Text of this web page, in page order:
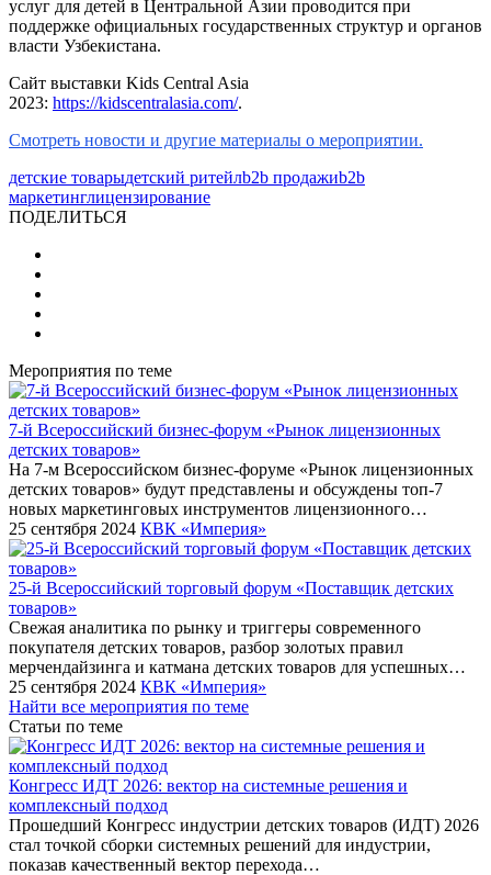
услуг для детей в Центральной Азии проводится при
поддержке официальных государственных структур и органов
власти Узбекистана.
Сайт выставки Kids Central Asia
2023: https://kidscentralasia.com/.
Смотреть новости и другие материалы о мероприятии.
детские товарыдетский ритейлb2b продажиb2b
маркетинглицензирование
ПОДЕЛИТЬСЯ
Мероприятия по теме
7-й Всероссийский бизнес-форум «Рынок лицензионных
детских товаров»
На 7-м Всероссийском бизнес-форуме «Рынок лицензионных
детских товаров» будут представлены и обсуждены топ-7
новых маркетинговых инструментов лицензионного…
25 сентября 2024 КВК «Империя»
25-й Всероссийский торговый форум «Поставщик детских
товаров»
Cвежая аналитика по рынку и триггеры современного
покупателя детских товаров, разбор золотых правил
мерчендайзинга и катмана детских товаров для успешных…
25 сентября 2024 КВК «Империя»
Найти все мероприятия по теме
Статьи по теме
Конгресс ИДТ 2026: вектор на системные решения и
комплексный подход
Прошедший Конгресс индустрии детских товаров (ИДТ) 2026
стал точкой сборки системных решений для индустрии,
показав качественный вектор перехода…